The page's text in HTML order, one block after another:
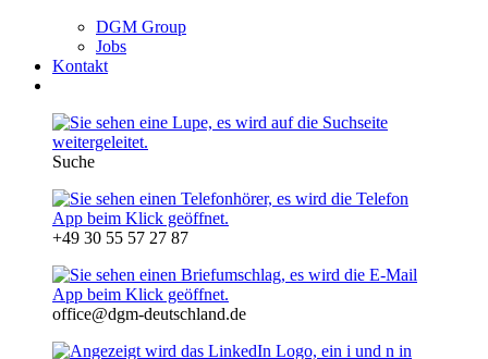
DGM Group
Jobs
Kontakt
Suche
+49 30 55 57 27 87
office@dgm-deutschland.de